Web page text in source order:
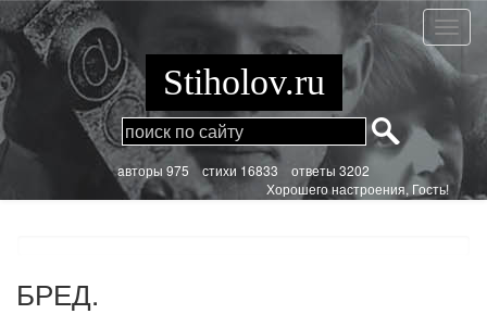
Перейти
к
основному
содержанию
БРЕД.
Stiholov.ru
aвторы 975стихи 16833 ответы 3202
Хорошего настроения, Гость!
БРЕД.